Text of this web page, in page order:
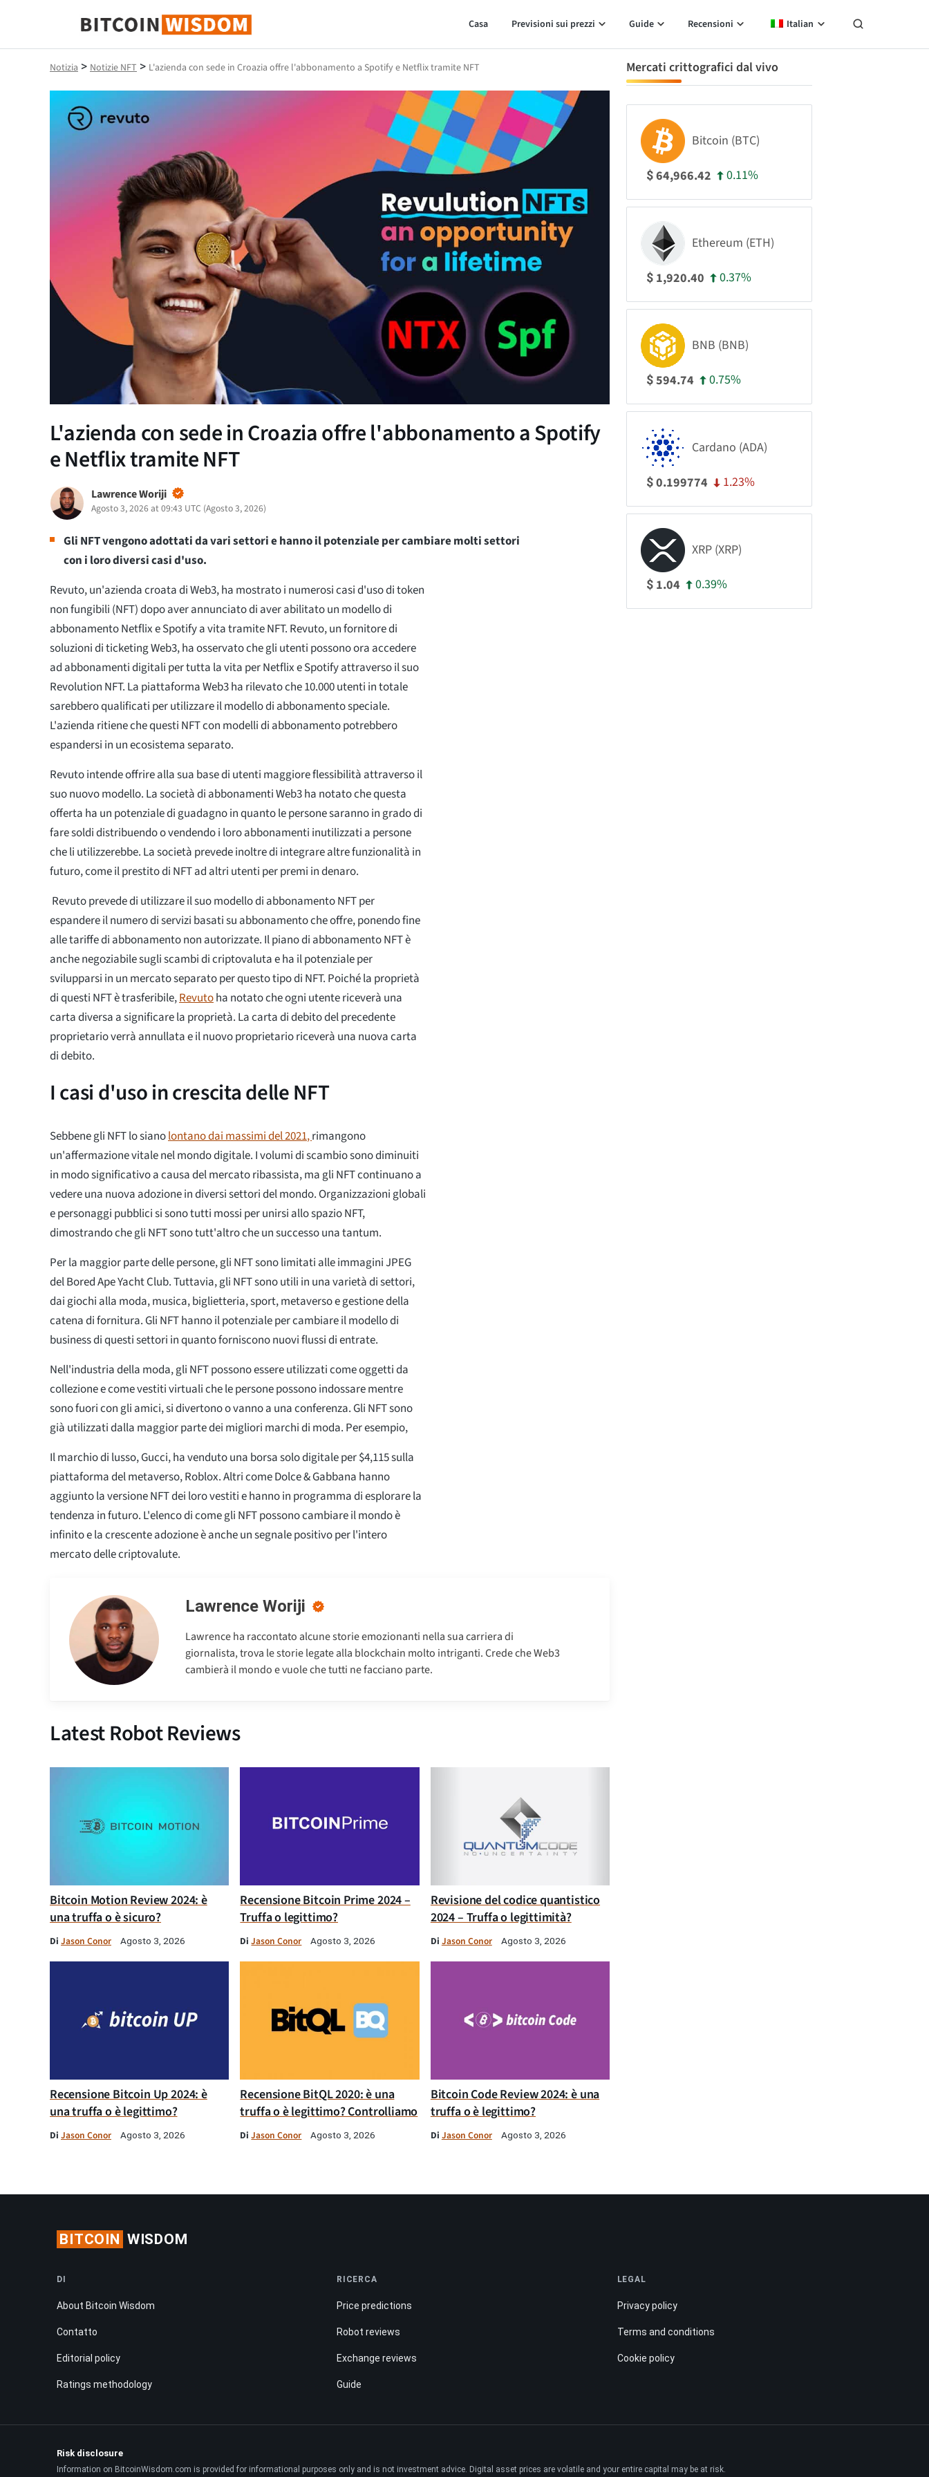
Saggezza Bitcoin
Casa Previsioni sui prezzi Guide Recensioni Italian
Notizia > Notizie NFT > L'azienda con sede in Croazia offre l'abbonamento a Spotify e Netflix tramite NFT
L'azienda con sede in Croazia offre l'abbonamento a Spotify
e Netflix tramite NFT
Lawrence Woriji
Agosto 3, 2026 at 09:43 UTC (Agosto 3, 2026)
Gli NFT vengono adottati da vari settori e hanno il potenziale per cambiare molti settori
con i loro diversi casi d'uso.
Revuto, un'azienda croata di Web3, ha mostrato i numerosi casi d'uso di token
non fungibili (NFT) dopo aver annunciato di aver abilitato un modello di
abbonamento Netflix e Spotify a vita tramite NFT. Revuto, un fornitore di
soluzioni di ticketing Web3, ha osservato che gli utenti possono ora accedere
ad abbonamenti digitali per tutta la vita per Netflix e Spotify attraverso il suo
Revolution NFT. La piattaforma Web3 ha rilevato che 10.000 utenti in totale
sarebbero qualificati per utilizzare il modello di abbonamento speciale.
L'azienda ritiene che questi NFT con modelli di abbonamento potrebbero
espandersi in un ecosistema separato.
Revuto intende offrire alla sua base di utenti maggiore flessibilità attraverso il
suo nuovo modello. La società di abbonamenti Web3 ha notato che questa
offerta ha un potenziale di guadagno in quanto le persone saranno in grado di
fare soldi distribuendo o vendendo i loro abbonamenti inutilizzati a persone
che li utilizzerebbe. La società prevede inoltre di integrare altre funzionalità in
futuro, come il prestito di NFT ad altri utenti per premi in denaro.
Revuto prevede di utilizzare il suo modello di abbonamento NFT per
espandere il numero di servizi basati su abbonamento che offre, ponendo fine
alle tariffe di abbonamento non autorizzate. Il piano di abbonamento NFT è
anche negoziabile sugli scambi di criptovaluta e ha il potenziale per
svilupparsi in un mercato separato per questo tipo di NFT. Poiché la proprietà
di questi NFT è trasferibile,Revutoha notato che ogni utente riceverà una
carta diversa a significare la proprietà. La carta di debito del precedente
proprietario verrà annullata e il nuovo proprietario riceverà una nuova carta
di debito.
I casi d'uso in crescita delle NFT
Sebbene gli NFT lo sianolontano dai massimi del 2021,rimangono
un'affermazione vitale nel mondo digitale. I volumi di scambio sono diminuiti
in modo significativo a causa del mercato ribassista, ma gli NFT continuano a
vedere una nuova adozione in diversi settori del mondo. Organizzazioni globali
e personaggi pubblici si sono tutti mossi per unirsi allo spazio NFT,
dimostrando che gli NFT sono tutt'altro che un successo una tantum.
Per la maggior parte delle persone, gli NFT sono limitati alle immagini JPEG
del Bored Ape Yacht Club. Tuttavia, gli NFT sono utili in una varietà di settori,
dai giochi alla moda, musica, biglietteria, sport, metaverso e gestione della
catena di fornitura. Gli NFT hanno il potenziale per cambiare il modello di
business di questi settori in quanto forniscono nuovi flussi di entrate.
Nell'industria della moda, gli NFT possono essere utilizzati come oggetti da
collezione e come vestiti virtuali che le persone possono indossare mentre
sono fuori con gli amici, si divertono o vanno a una conferenza. Gli NFT sono
già utilizzati dalla maggior parte dei migliori marchi di moda. Per esempio,
Il marchio di lusso, Gucci, ha venduto una borsa solo digitale per $4,115 sulla
piattaforma del metaverso, Roblox. Altri come Dolce & Gabbana hanno
aggiunto la versione NFT dei loro vestiti e hanno in programma di esplorare la
tendenza in futuro. L'elenco di come gli NFT possono cambiare il mondo è
infinito e la crescente adozione è anche un segnale positivo per l'intero
mercato delle criptovalute.
Lawrence Woriji
Lawrence ha raccontato alcune storie emozionanti nella sua carriera di
giornalista, trova le storie legate alla blockchain molto intriganti. Crede che Web3
cambierà il mondo e vuole che tutti ne facciano parte.
Latest Robot Reviews
Bitcoin Motion Review 2024: è
una truffa o è sicuro?
Di Jason Conor Agosto 3, 2026
Recensione Bitcoin Prime 2024 –
Truffa o legittimo?
DiJason Conor Agosto 3, 2026
Revisione del codice quantistico
2024 – Truffa o legittimità?
Di Jason Conor Agosto 3, 2026
Recensione Bitcoin Up 2024: è
una truffa o è legittimo?
Di Jason Conor Agosto 3, 2026
Recensione BitQL 2020: è una
truffa o è legittimo? Controlliamo
DiJason Conor Agosto 3, 2026
Bitcoin Code Review 2024: è una
truffa o è legittimo?
Di Jason Conor Agosto 3, 2026
Mercati crittografici dal vivo
Bitcoin (BTC)
$64,966.42 0.11%
Ethereum (ETH)
$ 1,920.40 0.37%
BNB (BNB)
$594.74 0.75%
Cardano (ADA)
$0.199774 1.23%
XRP (XRP)
$ 1.04 0.39%
BITCOIN WISDOM
DI
About Bitcoin Wisdom
Contatto
Editorial policy
Ratings methodology
RICERCA
Price predictions
Robot reviews
Exchange reviews
Guide
LEGAL
Privacy policy
Terms and conditions
Cookie policy
Risk disclosure
Information on BitcoinWisdom.com is provided for informational purposes only and is not investment advice. Digital asset prices are volatile and your entire capital may be at risk.